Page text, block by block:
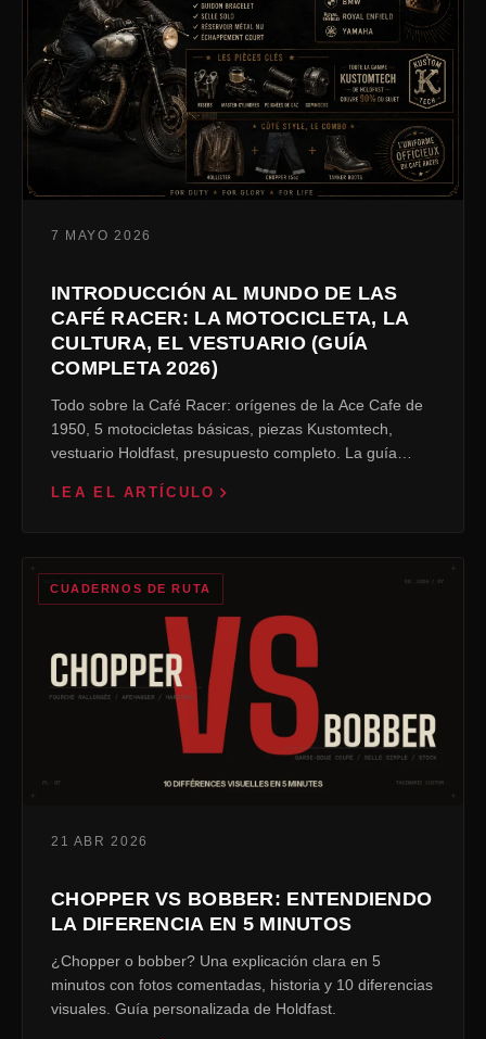
7 MAYO 2026
INTRODUCCIÓN AL MUNDO DE LAS
CAFÉ RACER: LA MOTOCICLETA, LA
CULTURA, EL VESTUARIO (GUÍA
COMPLETA 2026)
Todo sobre la Café Racer: orígenes de la Ace Cafe de
1950, 5 motocicletas básicas, piezas Kustomtech,
vestuario Holdfast, presupuesto completo. La guía…
LEA EL ARTÍCULO
CUADERNOS DE RUTA
21 ABR 2026
CHOPPER VS BOBBER: ENTENDIENDO
LA DIFERENCIA EN 5 MINUTOS
¿Chopper o bobber? Una explicación clara en 5
minutos con fotos comentadas, historia y 10 diferencias
visuales. Guía personalizada de Holdfast.